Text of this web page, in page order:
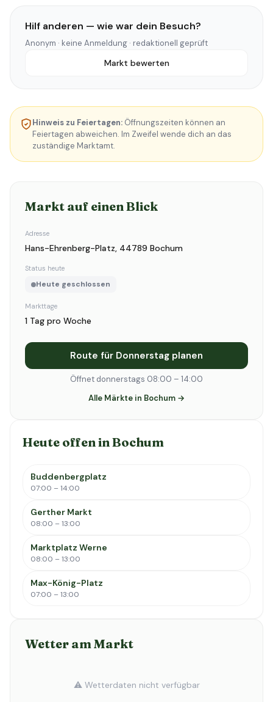
Hilf anderen — wie war dein Besuch?
Anonym · keine Anmeldung · redaktionell geprüft
Markt bewerten
Hinweis zu Feiertagen: Öffnungszeiten können an
Feiertagen abweichen. Im Zweifel wende dich an das
zuständige Marktamt.
Markt auf einen Blick
Adresse
Hans-Ehrenberg-Platz, 44789 Bochum
Status heute
Heute geschlossen
Markttage
1 Tag pro Woche
Route für Donnerstag planen
Öffnet donnerstags 08:00 – 14:00
Alle Märkte in Bochum →
Heute offen in Bochum
Buddenbergplatz
07:00 – 14:00
Gerther Markt
08:00 – 13:00
Marktplatz Werne
08:00 – 13:00
Max-König-Platz
07:00 – 13:00
Wetter am Markt
⚠️ Wetterdaten nicht verfügbar